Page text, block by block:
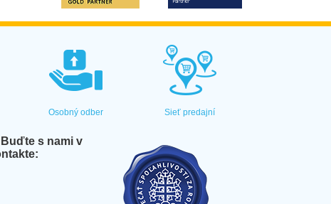
Osobný odber Sieť predajní
Buďte s nami v